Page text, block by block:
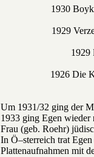
1930
1929
1929
1926 Die
Um 1931/32 ging der
1933 ging Egen wieder
Frau (geb. Roehr)
In Ö–sterreich trat
Plattenaufnahmen mit